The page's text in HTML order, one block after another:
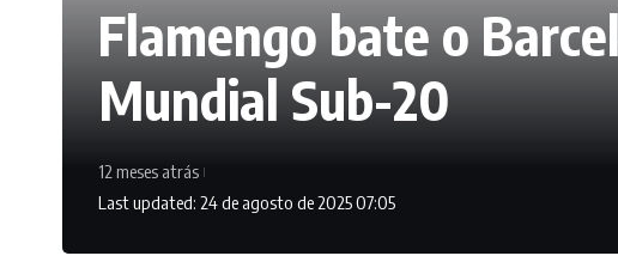
Flamengo bate o
Mundial Sub-20
Last updated: 24 de agosto de 2025 07:05
12 meses atrás